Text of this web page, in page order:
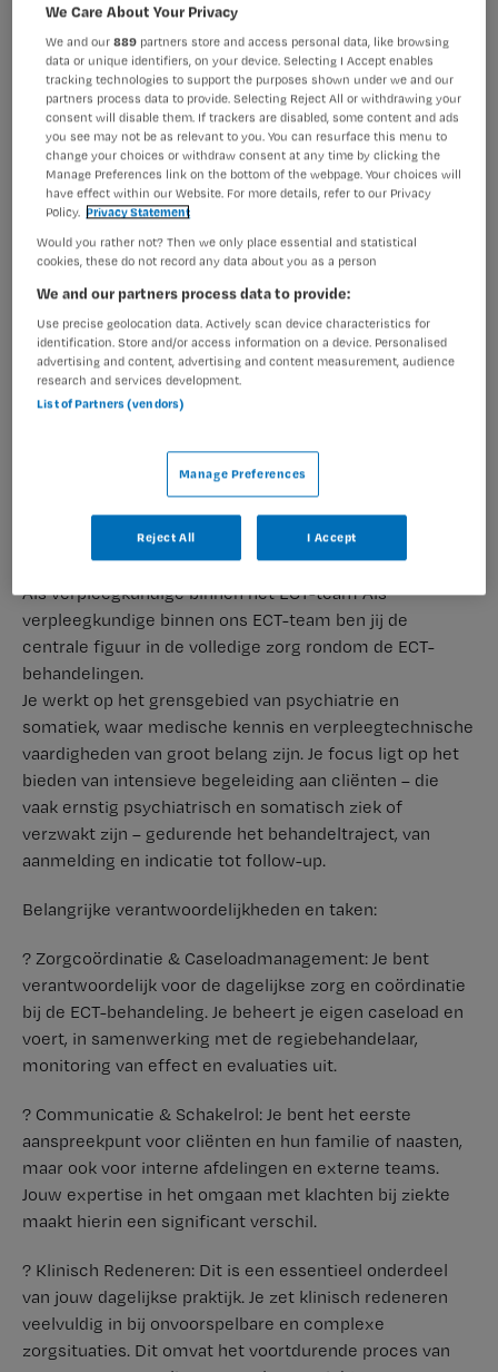
aandoeningen en een hogere leeftijd. Deze complexiteit
maakt de zorg uitdagend en bijzonder waardevol.
Onze afdeling bevindt zich in de Nieuwe Valerius en is
gekoppeld aan alle afdelingen van GGZ inGeest en
verleent tevens expertise aan externe organisaties bij
complexe casuïstiek.
Als onderdeel van ons TOPGGz Centrum voor ouderen-
en neuropsychiatrie en neuromodulatie, besteden wij
veel aandacht aan onderzoek en ontwikkeling, waarin
verpleegkundigen een cruciale rol spelen. Ons team
bestaat uit verpleegkundigen en begeleiders,
psychiaters, klinisch neuro- en psychologen,
verpleegkundig specialisten GGZ, anesthesiologen,
anesthesiemedewerkers en
verkoeververpleegkundigen. We onderhouden tevens
vooraanstaande ziekenhuizen, waaronder het
Jouw Rol
Als verpleegkundige binnen het ECT-team Als
verpleegkundige binnen ons ECT-team ben jij de
centrale figuur in de volledige zorg rondom de ECT-
behandelingen.
Je werkt op het grensgebied van psychiatrie en
somatiek, waar medische kennis en verpleegtechnische
vaardigheden van groot belang zijn. Je focus ligt op het
bieden van intensieve begeleiding aan cliënten – die
vaak ernstig psychiatrisch en somatisch ziek of
verzwakt zijn – gedurende het behandeltraject, van
aanmelding en indicatie tot follow-up.
Belangrijke verantwoordelijkheden en taken:
? Zorgcoördinatie & Caseloadmanagement: Je bent
verantwoordelijk voor de dagelijkse zorg en coördinatie
bij de ECT-behandeling. Je beheert je eigen caseload en
voert, in samenwerking met de regiebehandelaar,
monitoring van effect en evaluaties uit.
? Communicatie & Schakelrol: Je bent het eerste
aanspreekpunt voor cliënten en hun familie of naasten,
maar ook voor interne afdelingen en externe teams.
Jouw expertise in het omgaan met klachten bij ziekte
maakt hierin een significant verschil.
? Klinisch Redeneren: Dit is een essentieel onderdeel
van jouw dagelijkse praktijk. Je zet klinisch redeneren
veelvuldig in bij onvoorspelbare en complexe
zorgsituaties. Dit omvat het voortdurende proces van
We Care About Your Privacy
We and our889 partners store and access personal data, like browsing
data or unique identifiers, on your device. Selecting I Accept enables
tracking technologies to support the purposes shown under we and our
partners process data to provide. Selecting Reject All or withdrawing your
consent will disable them. If trackers are disabled, some content and ads
you see may not be as relevant to you. You can resurface this menu to
change your choices or withdraw consent at any time by clicking the
Manage Preferences link on the bottom of the webpage. Your choices will
have effect within our Website. For more details, refer to our Privacy
Policy. Privacy Statement
Would you rather not? Then we only place essential and statistical
cookies, these do not record any data about you as a person
We and our partners process data to provide:
Use precise geolocation data. Actively scan device characteristics for
identification. Store and/or access information on a device. Personalised
advertising and content, advertising and content measurement, audience
research and services development.
List of Partners (vendors)
Manage Preferences
Reject All I Accept